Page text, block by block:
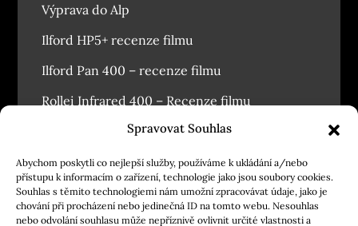
Spravovat Souhlas
Abychom poskytli co nejlepší služby, používáme k ukládání a/nebo
přístupu k informacím o zařízení, technologie jako jsou soubory cookies.
Souhlas s těmito technologiemi nám umožní zpracovávat údaje, jako je
chování při procházení nebo jedinečná ID na tomto webu. Nesouhlas
nebo odvolání souhlasu může nepříznivě ovlivnit určité vlastnosti a
Výprava do Alp
Ilford HP5+ recenze filmu
Ilford Pan 400 – recenze filmu
Rollei Infrared 400 – Recenze filmu
Závodský masopust 2026